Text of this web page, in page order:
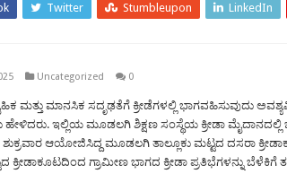
Twitter Stumbleupon LinkedIn
Uncategorized 0
ಮತ್ತು ಮಾನಸಿಕ ಸದೃಢತೆಗೆ ಕ್ರೀಡೆಗಳಲ್ಲಿ ಭಾಗವಹಿಸುವುದು
ಇಲ್ಲಿಯ ಮೂಡಲಗಿ ಶಿಕ್ಷಣ ಸಂಸ್ಥೆಯ ಕ್ರೀಡಾ
ಆಯೋಜಿಸಿದ್ದ ಮೂಡಲಗಿ ತಾಲ್ಲೂಕು ಮಟ್ಟದ ದಸರಾ
ಕ್ರೀಡಾಕೂಟದಿಂದ ಗ್ರಾಮೀಣ ಭಾಗದ ಕ್ರೀಡಾ ಪ್ರತಿಭೆಗಳನ್ನು ಬೆಳೆಕಿಗೆ